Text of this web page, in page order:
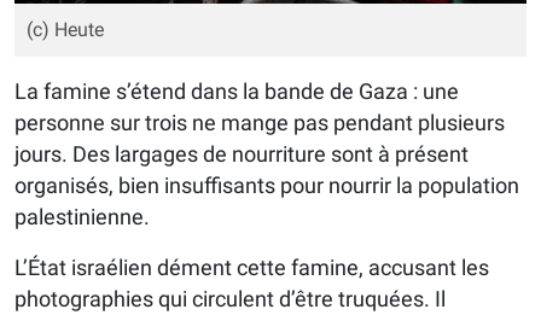
(c) Heute
La famine s’étend dans la bande de Gaza : une
personne sur trois ne mange pas pendant plusieurs
jours. Des largages de nourriture sont à présent
organisés, bien insuffisants pour nourrir la population
palestinienne.
L’État israélien dément cette famine, accusant les
photographies qui circulent d’être truquées. Il